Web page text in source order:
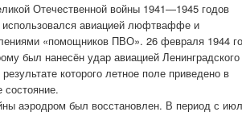
Отечественной войны 1941—1945 годов
авиацией люфтваффе и
«помощников ПВО». 26 февраля 1944
был нанесён удар авиацией Ленинградского
которого летное поле приведено в
состояние.
аэродром был восстановлен. В период с